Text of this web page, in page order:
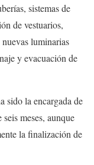
sistemas de
de vestuarios,
luminarias
y evacuación de
sido la encargada de
meses, aunque
la finalización de